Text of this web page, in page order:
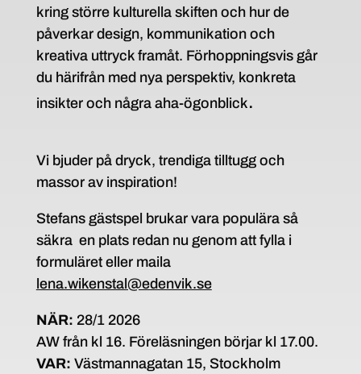
kring större kulturella skiften och hur de
påverkar design, kommunikation och
kreativa uttryck framåt. Förhoppningsvis går
du härifrån med nya perspektiv, konkreta
insikter och några aha-ögonblick.
Vi bjuder på dryck, trendiga tilltugg och
massor av inspiration!
Stefans gästspel brukar vara populära så
säkra en plats redan nu genom att fylla i
formuläret eller maila
lena.wikenstal@edenvik.se
NÄR: 28/1 2026
AW från kl 16. Föreläsningen börjar kl 17.00.
VAR: Västmannagatan 15, Stockholm